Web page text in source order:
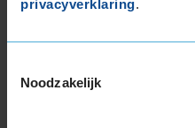
privacyverklaring.
Noodzakelijk
195/55R16 91H EXTRALOAD
205/55R16 91H